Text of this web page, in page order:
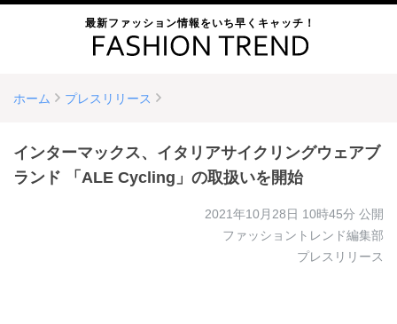
最新ファッション情報をいち早くキャッチ！
ホーム プレスリリース
インターマックス、イタリアサイクリングウェアブ
ランド 「ALE Cycling」の取扱いを開始
2021年10月28日 10時45分 公開
ファッショントレンド編集部
プレスリリース